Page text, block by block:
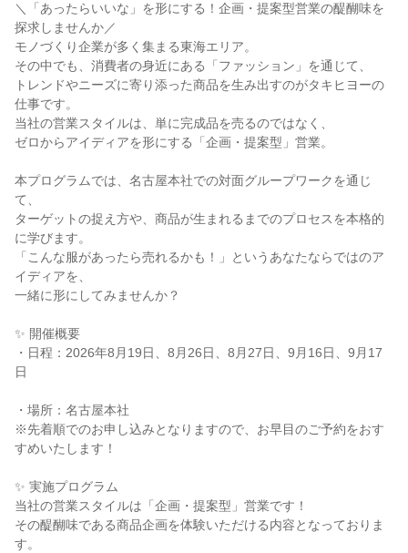
＼「あったらいいな」を形にする！企画・提案型営業の醍醐味を
探求しませんか／
モノづくり企業が多く集まる東海エリア。
その中でも、消費者の身近にある「ファッション」を通じて、
トレンドやニーズに寄り添った商品を生み出すのがタキヒヨーの
仕事です。
当社の営業スタイルは、単に完成品を売るのではなく、
ゼロからアイディアを形にする「企画・提案型」営業。
本プログラムでは、名古屋本社での対面グループワークを通じ
て、
ターゲットの捉え方や、商品が生まれるまでのプロセスを本格的
に学びます。
「こんな服があったら売れるかも！」というあなたならではのア
イディアを、
一緒に形にしてみませんか？
✨ 開催概要
・日程：2026年8月19日、8月26日、8月27日、9月16日、9月17
日
・場所：名古屋本社
※先着順でのお申し込みとなりますので、お早目のご予約をおす
すめいたします！
✨ 実施プログラム
当社の営業スタイルは「企画・提案型」営業です！
その醍醐味である商品企画を体験いただける内容となっておりま
す。